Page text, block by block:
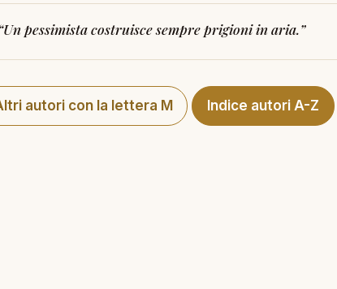
Un pessimista costruisce sempre prigioni in aria.”
autori con la lettera M Indice autori A-Z